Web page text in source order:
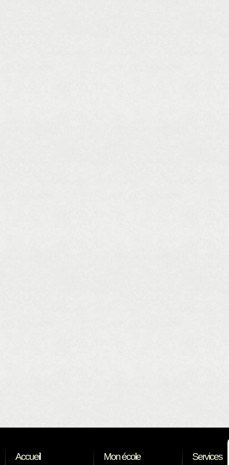
Accueil Mon école Services